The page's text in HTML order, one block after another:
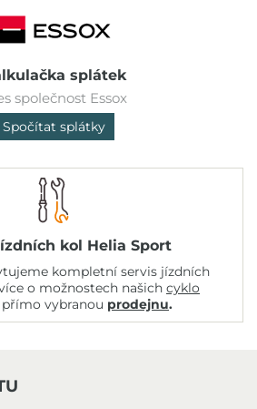
splátek
společnost Essox
Spočítat splátky
kol Helia Sport
kompletní servis jízdních
o možnostech našich cyklo
vybranou prodejnu.